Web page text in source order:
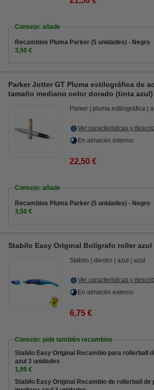
Consejo: añade
Recambios Pluma Parker (5 unidades) - Negro
3,50 €
Parker Jotter GT Pluma estilográfica de
tamaño mediano color dorado (tinta azul)
Parker pluma estilográfica
Ver características y
En almacén externo
22,50 €
Consejo: añade
Recambios Pluma Parker (5 unidades) - Negro
3,50 €
Stabilo Easy Original Bolígrafo roller azul
Stabilo diestro azul azul
Ver características y
En almacén externo
6,75 €
Consejo: pide también recambios
Stabilo Easy Original Recambio para rollerball
azul 3 unidades
1,95 €
Stabilo Easy Original Recambio de rollerball de